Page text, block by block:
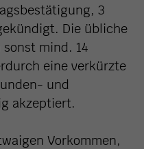
3
Die übliche
mind. 14
eine verkürzte
und
akzeptiert.
Vorkommen,